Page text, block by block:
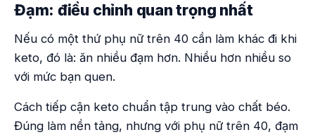
Đạm: điều chỉnh quan trọng nhất
Nếu có một thứ phụ nữ trên 40 cần làm khác đi khi
keto, đó là: ăn nhiều đạm hơn. Nhiều hơn nhiều so
với mức bạn quen.
Cách tiếp cận keto chuẩn tập trung vào chất béo.
Đúng làm nền tảng, nhưng với phụ nữ trên 40, đạm